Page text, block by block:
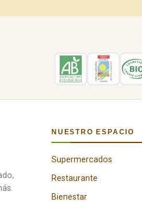
NUESTRO ESPACIO
Supermercados
Restaurante
Bienestar